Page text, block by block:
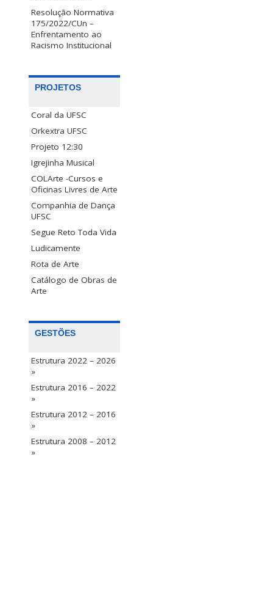
Resolução Normativa
175/2022/CUn –
Enfrentamento ao
Racismo Institucional
PROJETOS
Coral da UFSC
Orkextra UFSC
Projeto 12:30
Igrejinha Musical
COLArte -Cursos e
Oficinas Livres de Arte
Companhia de Dança
UFSC
Segue Reto Toda Vida
Ludicamente
Rota de Arte
Catálogo de Obras de
Arte
GESTÕES
Estrutura 2022 – 2026
»
Estrutura 2016 – 2022
»
Estrutura 2012 – 2016
»
Estrutura 2008 – 2012
»